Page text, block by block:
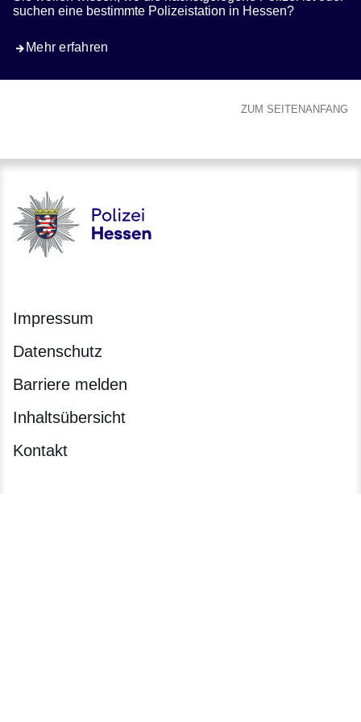
suchen eine bestimmte Polizeistation in Hessen?
Mehr erfahren
ZUM SEITENANFANG
Polizei - Polizei.hessen.de
Impressum
Datenschutz
Barriere melden
Inhaltsübersicht
Kontakt